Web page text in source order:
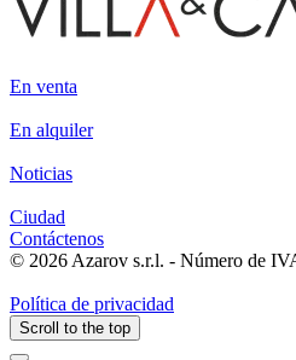
En venta
En alquiler
Noticias
Ciudad
Contáctenos
© 2026 Azarov s.r.l. - Número de
Política de privacidad
Scroll to the top